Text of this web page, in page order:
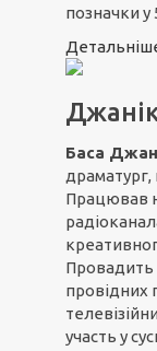
позначки у
Баса
Працював
Провадить
провідних
участь у